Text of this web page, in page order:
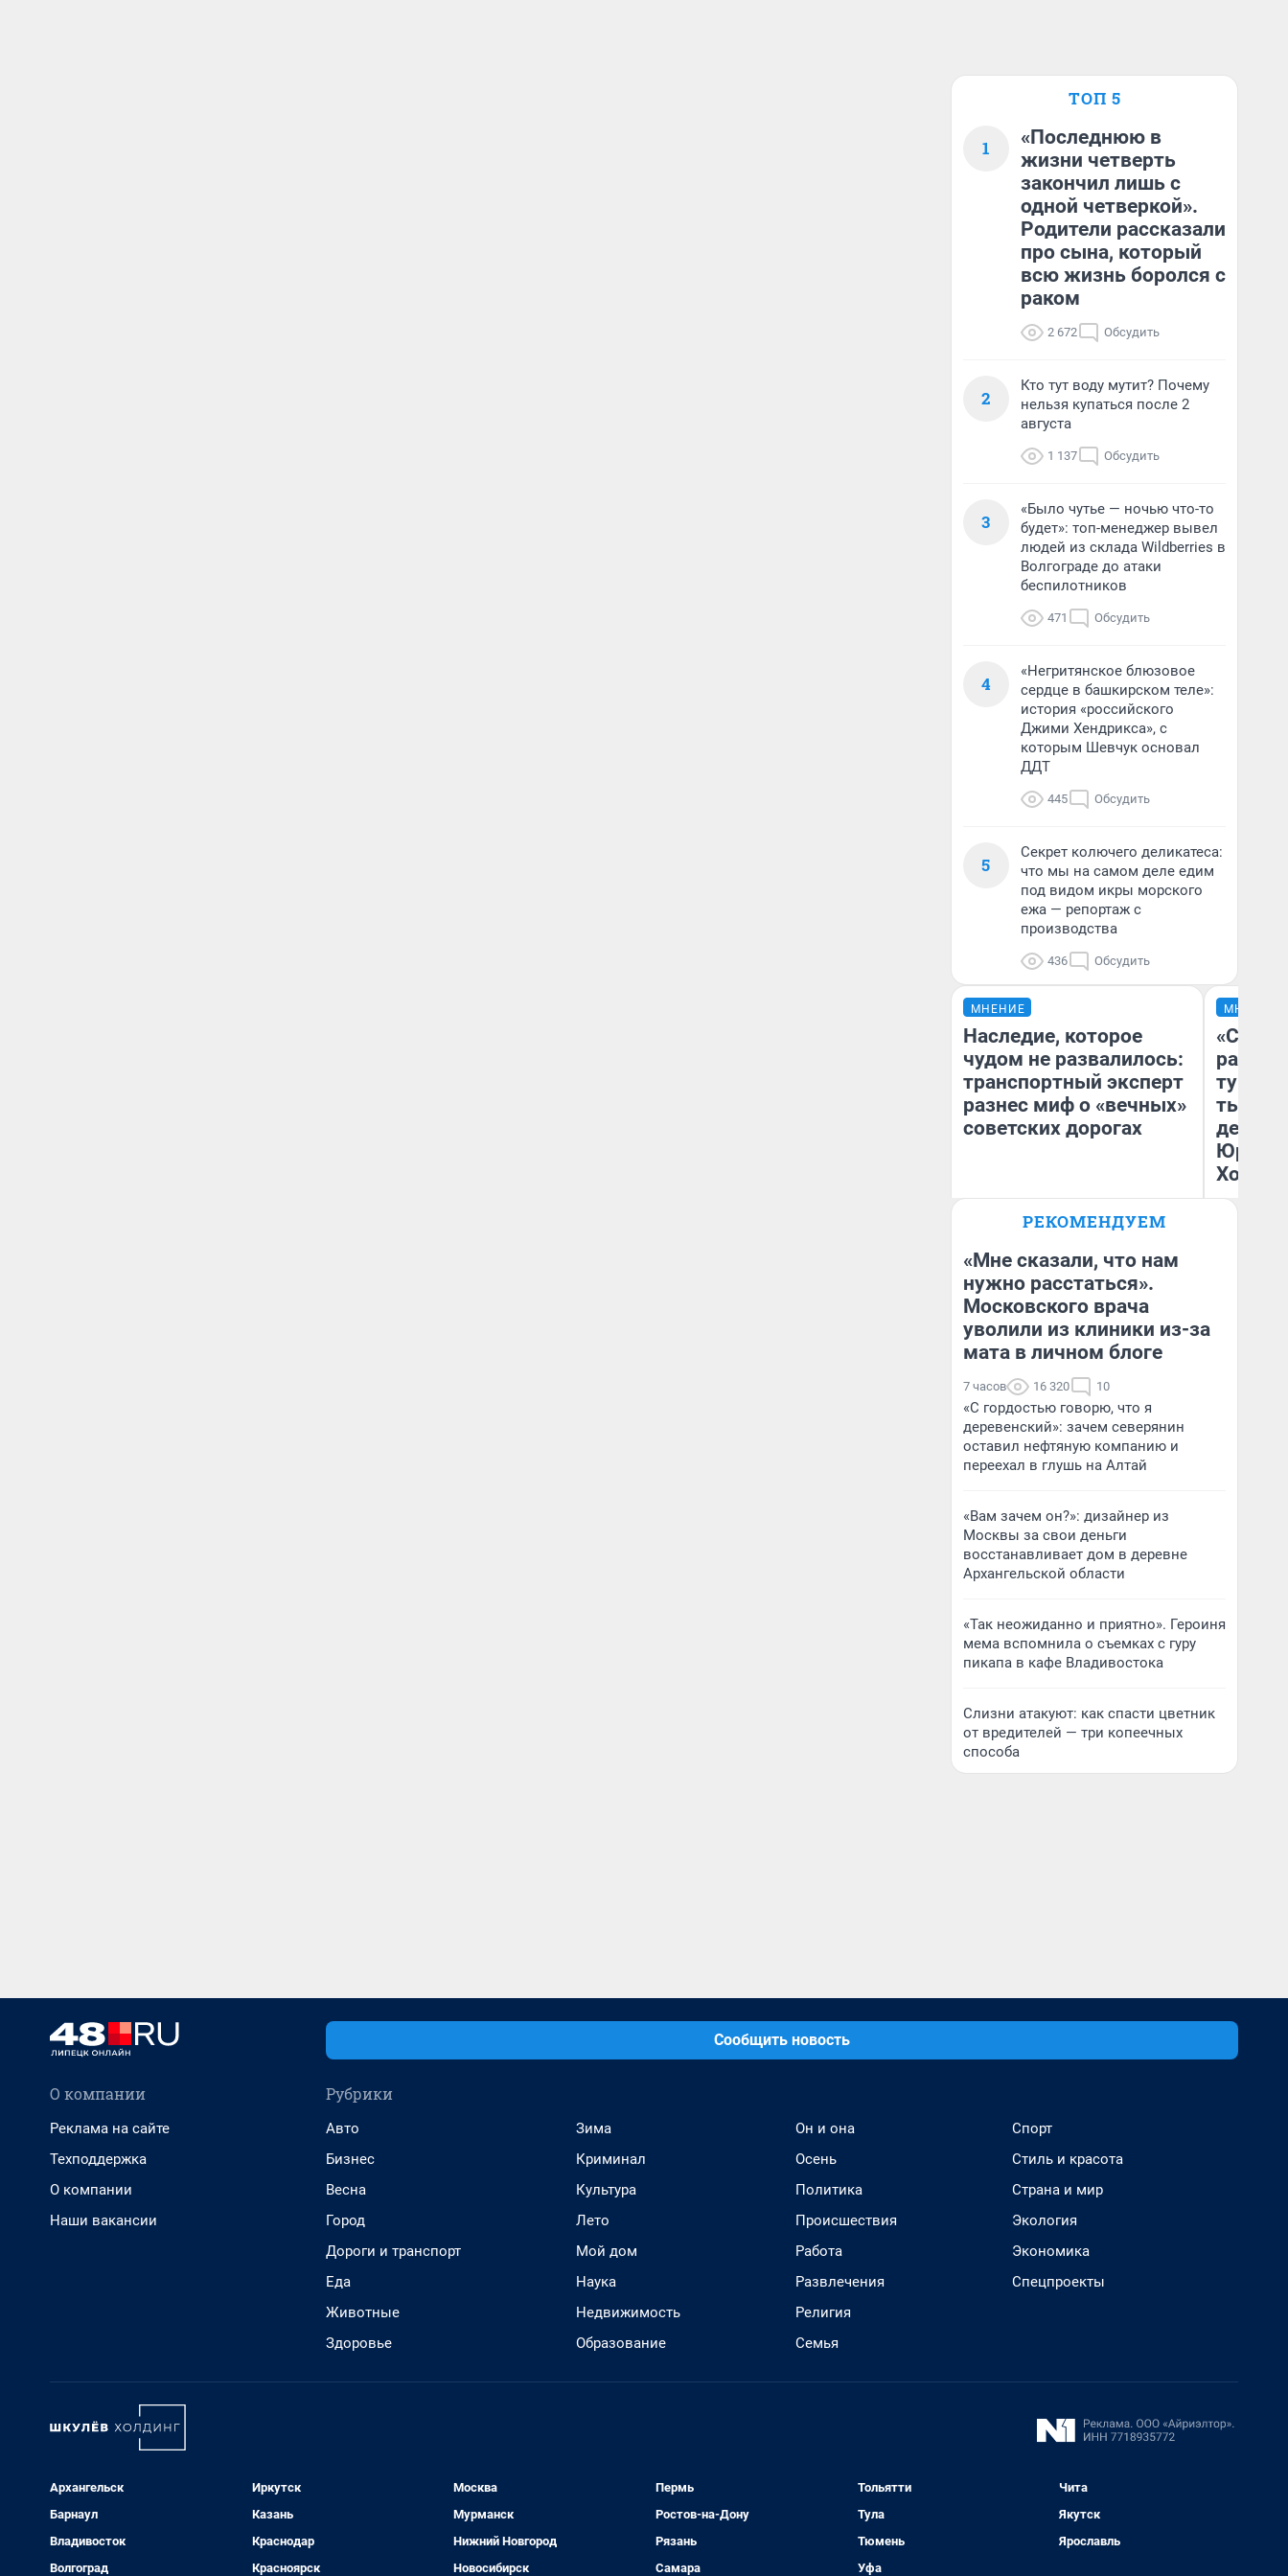
ТОП 5
1
«Последнюю в
жизни четверть
закончил лишь с
одной четверкой».
Родители рассказали
про сына, который
всю жизнь боролся с
раком
2 672 Обсудить
2
Кто тут воду мутит? Почему
нельзя купаться после 2
августа
1 137 Обсудить
3
«Было чутье — ночью что-то
будет»: топ-менеджер вывел
людей из склада Wildberries в
Волгограде до атаки
беспилотников
471 Обсудить
4
«Негритянское блюзовое
сердце в башкирском теле»:
история «российского
Джими Хендрикса», с
которым Шевчук основал
ДДТ
445 Обсудить
5
Секрет колючего деликатеса:
что мы на самом деле едим
под видом икры морского
ежа — репортаж с
производства
436 Обсудить
МНЕНИЕ
Наследие, которое
чудом не развалилось:
транспортный эксперт
разнес миф о «вечных»
советских дорогах
Блогер, предприниматель,
бизнесе
МНЕНИЕ
тысяч,
день
РЕКОМЕНДУЕМ
«Мне сказали, что нам
нужно расстаться».
Московского врача
уволили из клиники из-за
мата в личном блоге
7 часов 16 320 10
«С гордостью говорю, что я
деревенский»: зачем северянин
оставил нефтяную компанию и
переехал в глушь на Алтай
«Вам зачем он?»: дизайнер из
Москвы за свои деньги
восстанавливает дом в деревне
Архангельской области
«Так неожиданно и приятно». Героиня
мема вспомнила о съемках с гуру
пикапа в кафе Владивостока
Слизни атакуют: как спасти цветник
от вредителей — три копеечных
способа
Сообщить новость
О компании
Реклама на сайте
Техподдержка
О компании
Наши вакансии
Рубрики
Авто
Бизнес
Весна
Город
Дороги и транспорт
Еда
Животные
Здоровье
Зима
Криминал
Культура
Лето
Мой дом
Наука
Недвижимость
Образование
Он и она
Осень
Политика
Происшествия
Работа
Развлечения
Религия
Семья
Спорт
Стиль и красота
Страна и мир
Экология
Экономика
Спецпроекты
Архангельск
Барнаул
Владивосток
Волгоград
Иркутск
Казань
Краснодар
Красноярск
Москва
Мурманск
Нижний Новгород
Новосибирск
Пермь
Ростов-на-Дону
Рязань
Самара
Тольятти
Тула
Тюмень
Уфа
Чита
Якутск
Ярославль